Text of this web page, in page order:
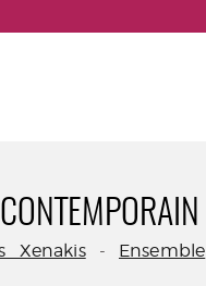
Xenakis- Ensemble